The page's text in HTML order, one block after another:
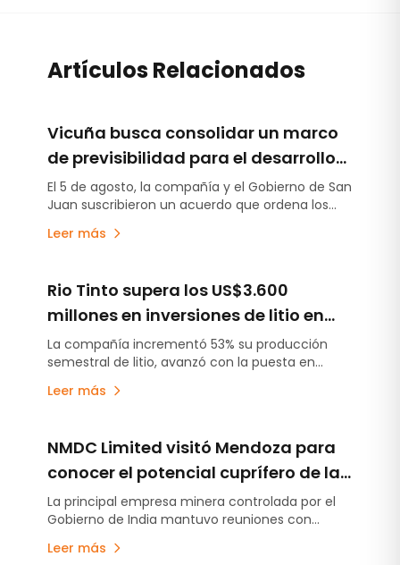
Artículos Relacionados
Vicuña busca consolidar un marco
de previsibilidad para el desarrollo
del proyecto en San Juan
El 5 de agosto, la compañía y el Gobierno de San
Juan suscribieron un acuerdo que ordena los
compromisos establecidos en la Declaración de
Impacto Ambiental, estabiliza el esquema de
infraestructura.
Leer más
Rio Tinto supera los US$3.600
millones en inversiones de litio en
Argentina y acelera la puesta en
marcha de sus proyectos
La compañía incrementó 53% su producción
semestral de litio, avanzó con la puesta en
marcha de Fénix 1B y Sal de Vida antes de lo
previsto y continúa escalando Rincón, el primer
Leer más
NMDC Limited visitó Mendoza para
conocer el potencial cuprífero de la
provincia y su modelo de desarrollo
minero
La principal empresa minera controlada por el
Gobierno de India mantuvo reuniones con
autoridades provinciales para interiorizarse sobre
los proyectos de cobre, Malargüe Distrito Minero
Leer más